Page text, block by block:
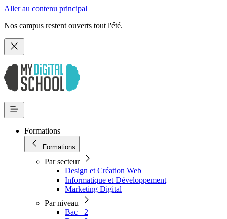
Aller au contenu principal
Nos campus restent ouverts tout l'été.
Formations
Formations
Par secteur
Design et Création Web
Informatique et Développement
Marketing Digital
Par niveau
Bac +2